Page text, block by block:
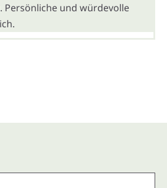
Persönliche und würdevolle